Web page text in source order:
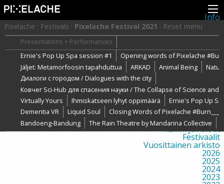
Info
Pikseliähkystä
Viimeisimmät uutiset
Toiminta
Tapahtumat
Projektit
Festivaali
Ihmiset
Jäsenet
Network
Kollegat
Arkisto
Kaikki julkaisut
Festivaalit
Vuosittainen arkisto
2026
2025
2024
2023
Pixelache : Festivals : Pixelache Festival 2021 : Reset menu
Presentations + Performances
Ernie's Pop Up Spa session #1
Opening words of Pixelache
Jäljet: Metamorfoosin tapahduttua
ARKAD Animal Being
Диалоги с городом / Dialogues with the city
Ковчег Sci-Hub для спасения науки / The Collapse of Science and
Virtually Yours
Ihmiskatseen lyhyt oppimäärä
Ernie's Pop Up
Dementia VR
Liquid Soul
Closing Words of Pixelache
Bandoeng-Bandung
The Rain Theatre by Mandarina Collective